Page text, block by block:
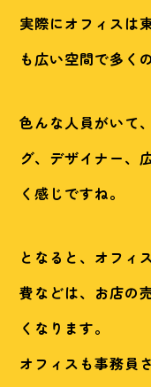
実際にオフィスは
も広い空間で多く
色んな人員がいて
グ、デザイナー、
く感じですね。
となると、オフィ
費などは、お店の
くなります。
オフィスも事務員